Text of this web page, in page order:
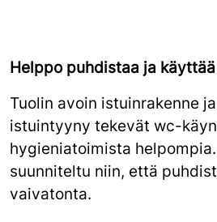
Helppo puhdistaa ja
Tuolin avoin istuinrakenne
istuintyyny tekevät wc-
hygieniatoimista
suunniteltu niin, että
vaivatonta.